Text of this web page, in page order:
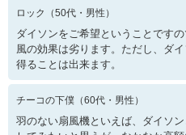
ロック （50代・ 男性 ）
ダイソンをご希望ということです
風の効果は劣ります。ただし、ダ
得ることは出来ます。
チーコの下僕 （60代・ 男性 ）
羽のない扇風機といえば、ダイソ